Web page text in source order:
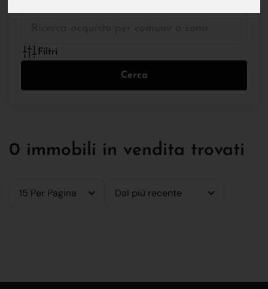
Filtri
Cerca
0 immobili in vendita trovati
15 Per Pagina Dal più recente